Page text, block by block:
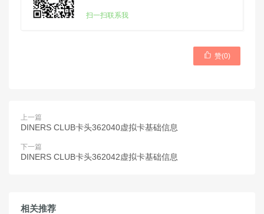
扫一扫联系我
 赞(0)
上一篇
DINERS CLUB卡头362040虚拟卡基础信息
下一篇
DINERS CLUB卡头362042虚拟卡基础信息
相关推荐